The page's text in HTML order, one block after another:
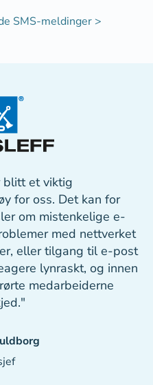
SMS-meldinger >
blitt et viktig
for oss. Det kan for
om mistenkelige e-
med nettverket
eller tilgang til e-post
lynraskt, og innen
medarbeiderne